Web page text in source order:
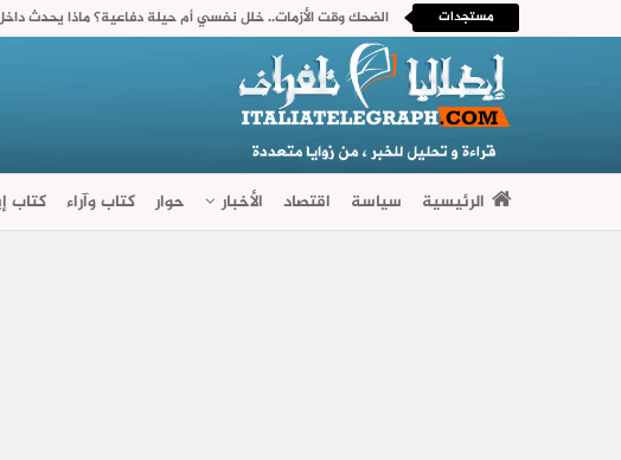
مستجدات الضحك وقت الأزمات.. خلل نفسي أم حيلة دفاعية؟ ماذا يحدث
الرئيسية سياسة اقتصاد الأخبار حوار كتاب وآراء كتاب